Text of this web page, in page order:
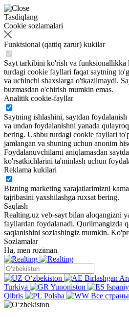
Tasdiqlang
Cookie sozlamalari
Funktsional (qattiq zarur) kukilar
Sayt tarkibini ko'rish va funksionallikka
turdagi cookie fayllari faqat saytning
va uchinchi shaxslarga o'tkazilmaydi.
buzmasdan o'chirish mumkin emas.
Analitik cookie-fayllar
Saytning ishlashini, saytdan
va undan foydalanishni yanada
bering. Ushbu turdagi cookie fayllari
jamlangan va shuning uchun anonim
Foydalanuvchilarni aniqlamasdan
ko'rsatkichlarini ta'minlash uchun
Reklama kukilari
Bizning marketing xarajatlarimizni
tajribasini yaxshilashga ruxsat bering.
Saqlash
Realting.uz veb-sayt bilan aloqangizni
fayllardan foydalanadi. Qurilmangizda
saqlanishini sozlashingiz mumkin.
Sozlamalar
Ha, men roziman
Oʻzbekiston
Birlashgan
Turkiya
Yunoniston
Qibris
Polsha Все страны